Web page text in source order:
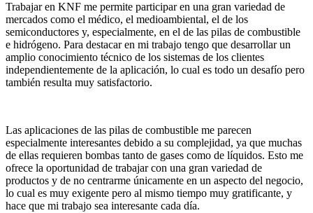
Trabajar en KNF me permite participar en una gran variedad de
mercados como el médico, el medioambiental, el de los
semiconductores y, especialmente, en el de las pilas de combustible
e hidrógeno. Para destacar en mi trabajo tengo que desarrollar un
amplio conocimiento técnico de los sistemas de los clientes
independientemente de la aplicación, lo cual es todo un desafío pero
también resulta muy satisfactorio.
Las aplicaciones de las pilas de combustible me parecen
especialmente interesantes debido a su complejidad, ya que muchas
de ellas requieren bombas tanto de gases como de líquidos. Esto me
ofrece la oportunidad de trabajar con una gran variedad de
productos y de no centrarme únicamente en un aspecto del negocio,
lo cual es muy exigente pero al mismo tiempo muy gratificante, y
hace que mi trabajo sea interesante cada día.